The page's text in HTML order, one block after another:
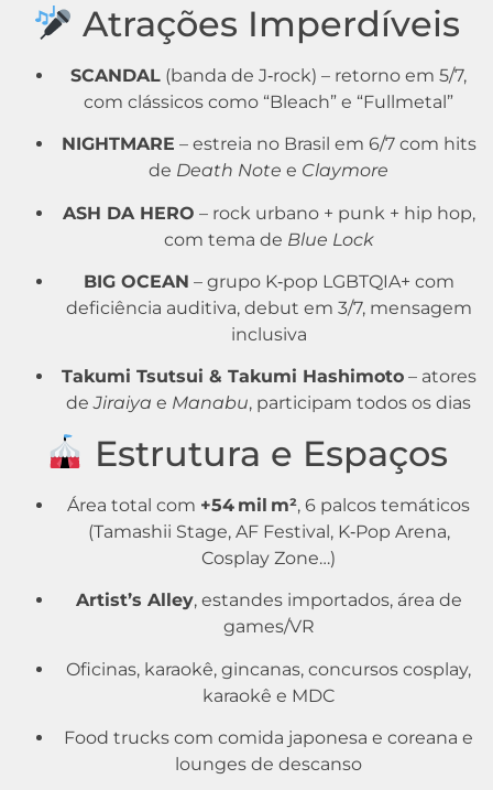
Atrações Imperdíveis
SCANDAL (banda de J‑rock) – retorno em 5/7,
com clássicos como “Bleach” e “Fullmetal”
NIGHTMARE – estreia no Brasil em 6/7 com hits
de Death Note e Claymore
ASH DA HERO – rock urbano + punk + hip hop,
com tema de Blue Lock
BIG OCEAN – grupo K‑pop LGBTQIA+ com
deficiência auditiva, debut em 3/7, mensagem
inclusiva
Takumi Tsutsui & Takumi Hashimoto– atores
deJiraiya e Manabu, participam todos os dias
Estrutura e Espaços
Área total com +54 mil m², 6 palcos temáticos
(Tamashii Stage, AF Festival, K‑Pop Arena,
Cosplay Zone…)
Artist’s Alley, estandes importados, área de
games/VR
Oficinas, karaokê, gincanas, concursos cosplay,
karaokê e MDC
Food trucks com comida japonesa e coreana e
lounges de descanso